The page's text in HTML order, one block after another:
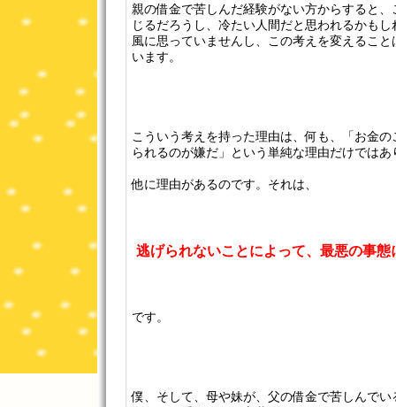
親の借金で苦しんだ経験がない方からすると
じるだろうし、冷たい人間だと思われるかも
風に思っていませんし、この考えを変えるこ
います。
こういう考えを持った理由は、何も、「お金
られるのが嫌だ」という単純な理由だけではあ
他に理由があるのです。それは、
逃げられないことによって、最悪の事
です。
僕、そして、母や妹が、父の借金で苦しんで